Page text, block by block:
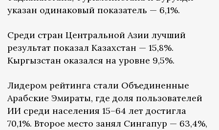
указан одинаковый показатель — 6,1%.
Среди стран Центральной Азии лучший
результат показал Казахстан — 15,8%.
Кыргызстан оказался на уровне 9,5%.
Лидером рейтинга стали Объединенные
Арабские Эмираты, где доля пользователей
ИИ среди населения 15–64 лет достигла
70,1%. Второе место занял Сингапур — 63,4%,